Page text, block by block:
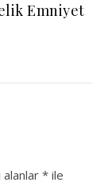
Emniyet
alanlar* ile